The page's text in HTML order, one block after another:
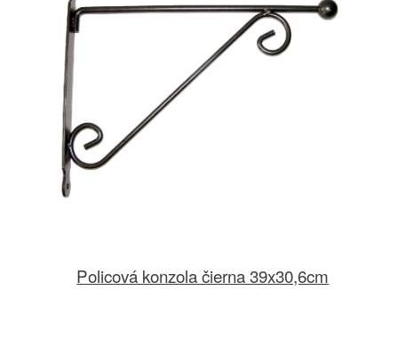
Policová konzola čierna 39x30,6cm